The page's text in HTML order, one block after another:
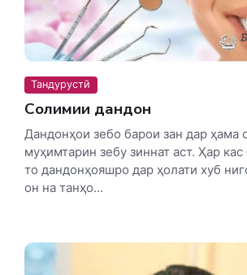
Тандурустӣ
Солимии дандон
Дандонҳои зебо барои зан дар ҳама
муҳимтарин зебу зиннат аст. Ҳар
то дандонҳояшро дар ҳолати хуб
он на танҳо...